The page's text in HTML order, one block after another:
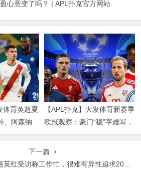
心意变了吗？ | APL扑克官方网站
体育英超夏
、阿森纳
曼联破局
【APL扑克】大发体育新赛季
欧冠观察：豪门“稳”字难写，
瑞士轮赛制让每一场都变成
生死
下一篇
受访称工作忙，很难有异性追求2020年想要一个男友